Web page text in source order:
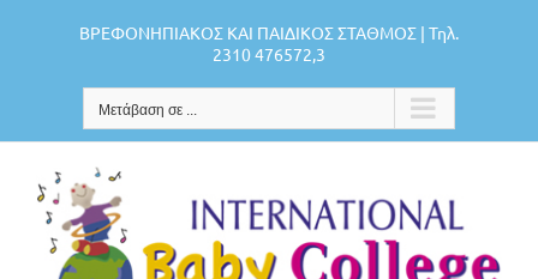
ΒΡΕΦΟΝΗΠΙΑΚΟΣ ΚΑΙ ΠΑΙΔΙΚΟΣ ΣΤΑΘΜΟΣ | Τηλ.
2310 476572,3
Μετάβαση σε ...